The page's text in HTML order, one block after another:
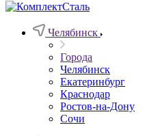
Челябинск
Города
Челябинск
Екатеринбург
Краснодар
Ростов-на-Дону
Сочи